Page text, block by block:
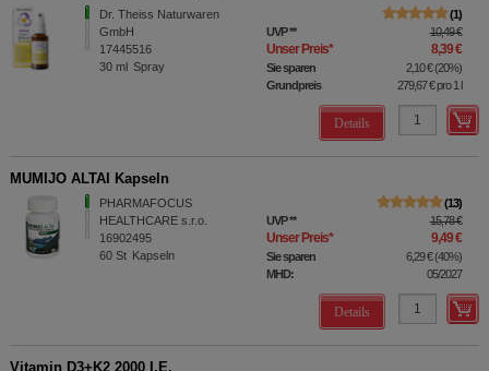
Dr. Theiss Naturwaren
GmbH
17445516
30 ml Spray
1
UVP** 10,49 €
Unser Preis* 8,39 €
Sie sparen 2,10 €(20%)
Grundpreis
279,67 €pro 1 l
Details
MUMIJO ALTAI Kapseln
PHARMAFOCUS
HEALTHCARE s.r.o.
16902495
60 St Kapseln
13
UVP** 15,78 €
Unser Preis* 9,49 €
Sie sparen 6,29 €(40%)
MHD:
05/2027
Details
Vitamin D3+K2 2000 I.E.